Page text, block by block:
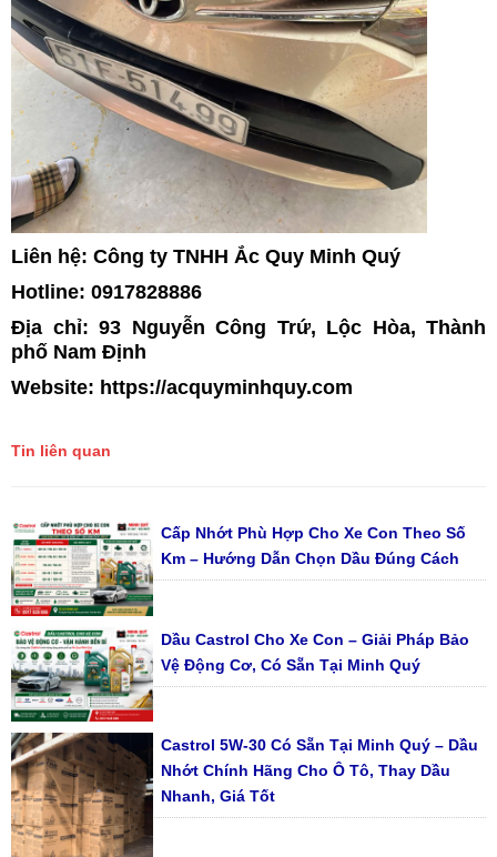
Liên hệ: Công ty TNHH Ắc Quy Minh Quý
Hotline: 0917828886
Địa chỉ: 93 Nguyễn Công Trứ, Lộc Hòa, Thành
phố Nam Định
Website: https://acquyminhquy.com
Tin liên quan
Cấp Nhớt Phù Hợp Cho Xe Con Theo Số
Km – Hướng Dẫn Chọn Dầu Đúng Cách
Dầu Castrol Cho Xe Con – Giải Pháp Bảo
Vệ Động Cơ, Có Sẵn Tại Minh Quý
Castrol 5W-30 Có Sẵn Tại Minh Quý – Dầu
Nhớt Chính Hãng Cho Ô Tô, Thay Dầu
Nhanh, Giá Tốt